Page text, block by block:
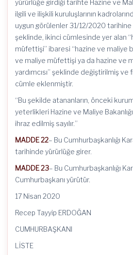
yürürlüğe girdiği tarihte Hazine ve
ilgili ve ilişkili kuruluşlarının
uygun görülenler 31/12/2020 tarihine
şeklinde, ikinci cümlesinde yer alan
müfettişi” ibaresi “hazine ve maliye
ve maliye müfettişi ya da hazine ve
yardımcısı” şeklinde değiştirilmiş ve
cümle eklenmiştir.
“Bu şekilde atananların, önceki
yeterlikleri Hazine ve Maliye
ihraz edilmiş sayılır.”
MADDE 22– Bu Cumhurbaşkanlığı
tarihinde yürürlüğe girer.
MADDE 23– Bu Cumhurbaşkanlığı
Cumhurbaşkanı yürütür.
17 Nisan 2020
Recep Tayyip ERDOĞAN
CUMHURBAŞKANI
LİSTE